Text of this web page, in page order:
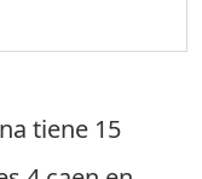
tiene 15